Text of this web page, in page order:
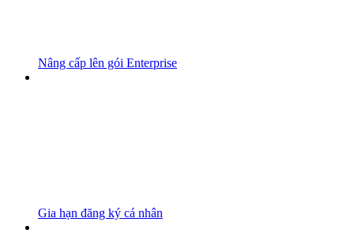
Nâng cấp lên gói Enterprise
Gia hạn đăng ký cá nhân